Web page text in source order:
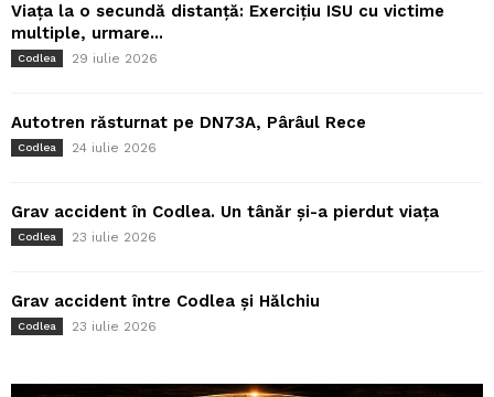
Viața la o secundă distanță: Exercițiu ISU cu victime
multiple, urmare...
Codlea 29 iulie 2026
Autotren răsturnat pe DN73A, Pârâul Rece
Codlea 24 iulie 2026
Grav accident în Codlea. Un tânăr și-a pierdut viața
Codlea 23 iulie 2026
Grav accident între Codlea și Hălchiu
Codlea 23 iulie 2026